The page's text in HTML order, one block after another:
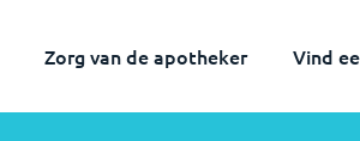
Zorg van de apotheker Vind